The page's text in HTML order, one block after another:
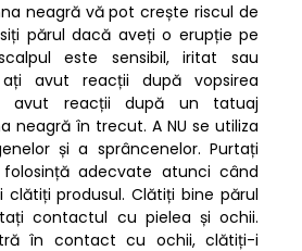
neagră vă pot crește riscul de
părul dacă aveți o erupție pe
este sensibil, iritat sau
avut reacții după vopsirea
avut reacții după un tatuaj
neagră în trecut. A NU se utiliza
și a sprâncenelor. Purtați
adecvate atunci când
clătiți produsul. Clătiți bine părul
contactul cu pielea și ochii.
în contact cu ochii, clătiți-i